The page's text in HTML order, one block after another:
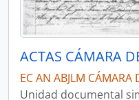
EC AN ABJLM
Unidad documental